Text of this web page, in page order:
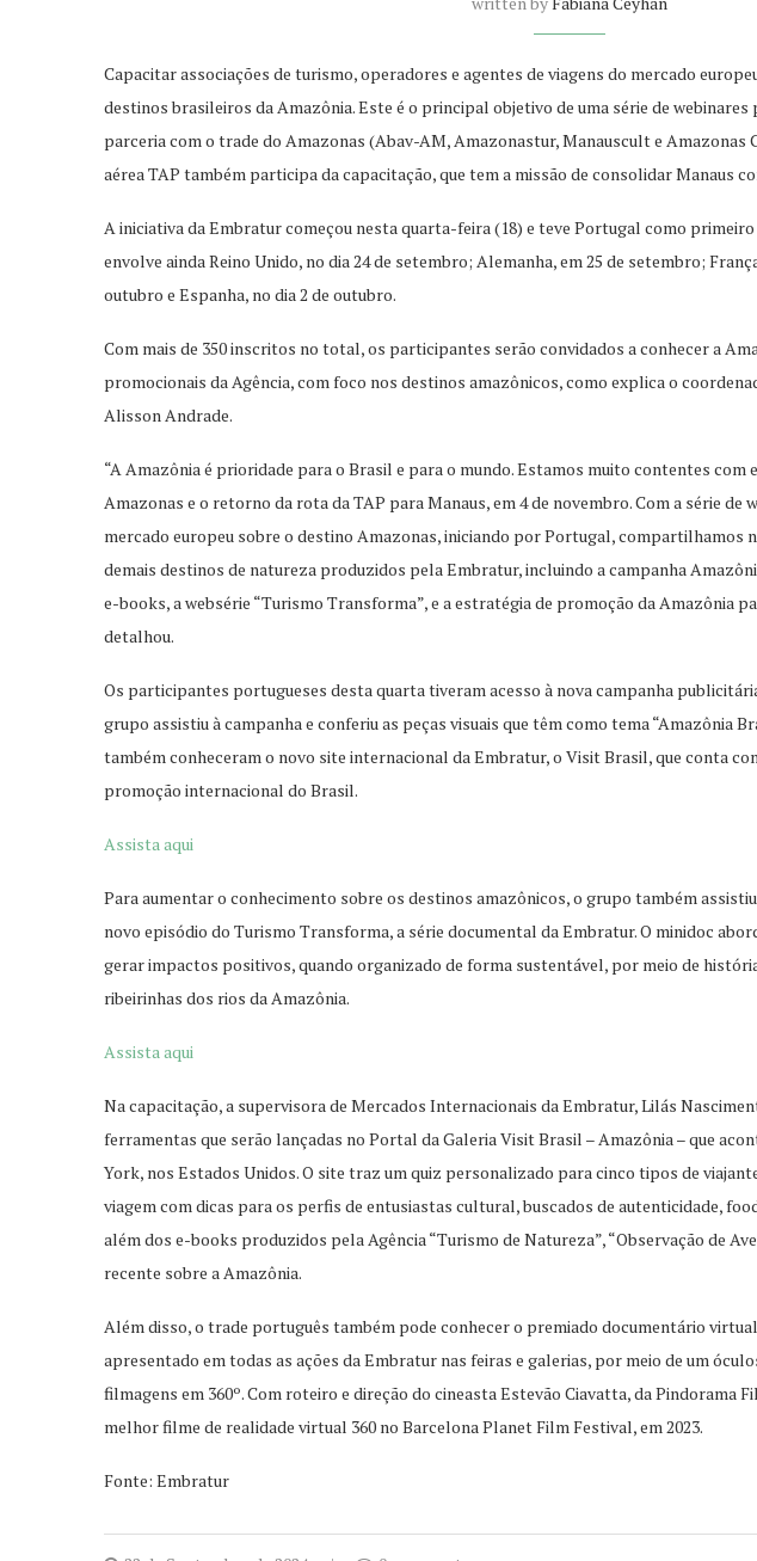
Capacitar associações de turismo, operadores e agentes de viagens do mercado
destinos brasileiros da Amazônia. Este é o principal objetivo de uma série de
parceria com o trade do Amazonas (Abav-AM, Amazonastur, Manauscult e Amazonas
aérea TAP também participa da capacitação, que tem a missão de consolidar Manaus
A iniciativa da Embratur começou nesta quarta-feira (18) e teve Portugal como
envolve ainda Reino Unido, no dia 24 de setembro; Alemanha, em 25 de setembro;
outubro e Espanha, no dia 2 de outubro.
Com mais de 350 inscritos no total, os participantes serão convidados a conhecer a
promocionais da Agência, com foco nos destinos amazônicos, como explica o
Alisson Andrade.
“A Amazônia é prioridade para o Brasil e para o mundo. Estamos muito contentes com
Amazonas e o retorno da rota da TAP para Manaus, em 4 de novembro. Com a série de
mercado europeu sobre o destino Amazonas, iniciando por Portugal, compartilhamos
demais destinos de natureza produzidos pela Embratur, incluindo a campanha
e-books, a websérie “Turismo Transforma”, e a estratégia de promoção da Amazônia
detalhou.
Os participantes portugueses desta quarta tiveram acesso à nova campanha
grupo assistiu à campanha e conferiu as peças visuais que têm como tema “Amazônia
também conheceram o novo site internacional da Embratur, o Visit Brasil, que conta
promoção internacional do Brasil.
Assista aqui
Para aumentar o conhecimento sobre os destinos amazônicos, o grupo também
novo episódio do Turismo Transforma, a série documental da Embratur. O minidoc
gerar impactos positivos, quando organizado de forma sustentável, por meio de
ribeirinhas dos rios da Amazônia.
Assista aqui
Na capacitação, a supervisora de Mercados Internacionais da Embratur, Lilás
ferramentas que serão lançadas no Portal da Galeria Visit Brasil – Amazônia – que
York, nos Estados Unidos. O site traz um quiz personalizado para cinco tipos de
viagem com dicas para os perfis de entusiastas cultural, buscados de autenticidade,
além dos e-books produzidos pela Agência “Turismo de Natureza”, “Observação de
recente sobre a Amazônia.
Além disso, o trade português também pode conhecer o premiado documentário
apresentado em todas as ações da Embratur nas feiras e galerias, por meio de um
filmagens em 360º. Com roteiro e direção do cineasta Estevão Ciavatta, da Pindorama
melhor filme de realidade virtual 360 no Barcelona Planet Film Festival, em 2023.
Fonte: Embratur